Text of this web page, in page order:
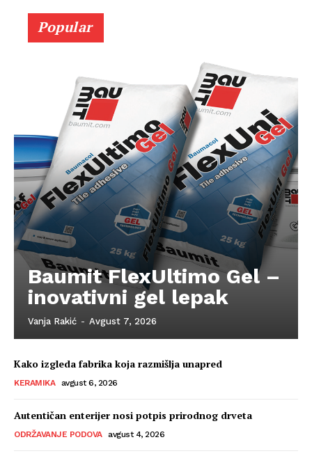
Popular
Baumit FlexUltimo Gel –
inovativni gel lepak
Vanja Rakić - Avgust 7, 2026
Kako izgleda fabrika koja razmišlja unapred
KERAMIKA avgust 6, 2026
Autentičan enterijer nosi potpis prirodnog drveta
ODRŽAVANJE PODOVA avgust 4, 2026